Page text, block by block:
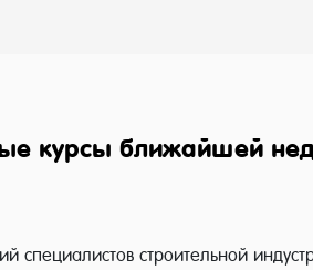
курсы ближайшей
специалистов строительной